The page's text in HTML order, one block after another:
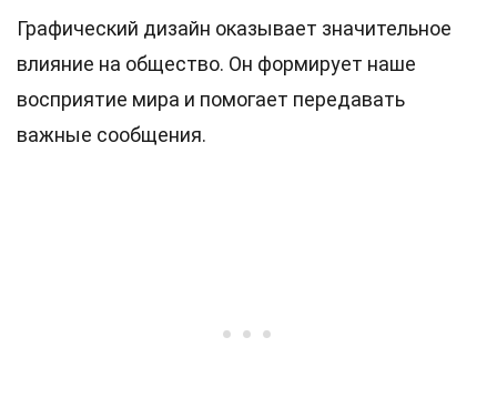
Графический дизайн оказывает значительное
влияние на общество. Он формирует наше
восприятие мира и помогает передавать
важные сообщения.